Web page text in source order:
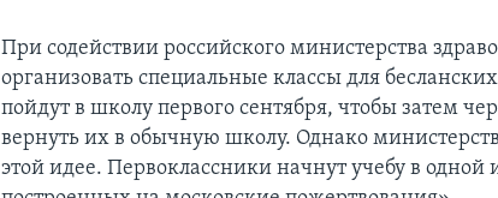
При содействии российского министерства
организовать специальные классы для
пойдут в школу первого сентября, чтобы затем
вернуть их в обычную школу. Однако
этой идее. Первоклассники начнут учебу в одной